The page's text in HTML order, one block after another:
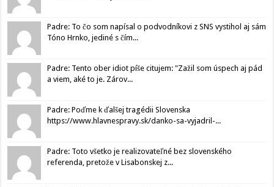
Padre: To čo som napísal o podvodníkovi z SNS vystihol aj sám
Tóno Hrnko, jediné s čím...
Padre: Tento ober idiot píše citujem: "Zažil som úspech aj pád
a viem, aké to je. Zárov...
Padre: Poďme k ďalšej tragédii Slovenska
https://www.hlavnespravy.sk/danko-sa-vyjadril-...
Padre: Toto všetko je realizovateľné bez slovenského
referenda, pretože v Lisabonskej z...